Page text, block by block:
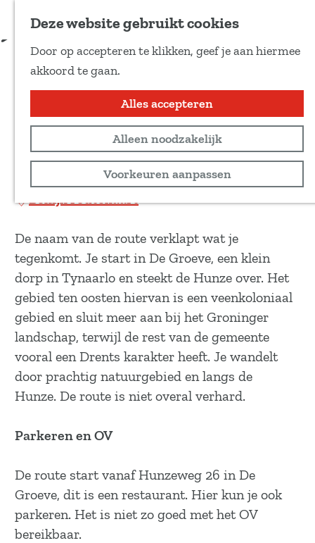
Deze website gebruikt cookies
Door op accepteren te klikken, geef je aan hiermee
akkoord te gaan.
Alles accepteren
Alleen noodzakelijk
Voorkeuren aanpassen
Voeg toe als favoriet
e
e
d
z
g
i
n
a
Download route
De tien van Tynaarlo:
Hunze en Veen
Bekijk routekaart
De naam van de route verklapt wat je
tegenkomt. Je start in De Groeve, een klein
dorp in Tynaarlo en steekt de Hunze over. Het
gebied ten oosten hiervan is een veenkoloniaal
gebied en sluit meer aan bij het Groninger
landschap, terwijl de rest van de gemeente
vooral een Drents karakter heeft. Je wandelt
door prachtig natuurgebied en langs de
Hunze. De route is niet overal verhard.
Parkeren en OV
De route start vanaf Hunzeweg 26 in De
Groeve, dit is een restaurant. Hier kun je ook
parkeren. Het is niet zo goed met het OV
bereikbaar.